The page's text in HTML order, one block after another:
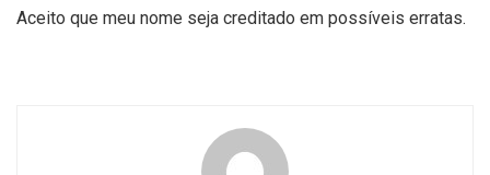
Aceito que meu nome seja creditado em possíveis erratas.